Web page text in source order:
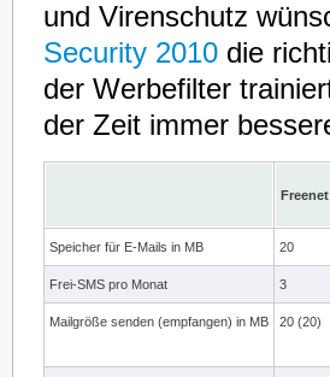
und Virenschutz
Security 2010 die
der Werbefilter
der Zeit immer
Freenet
Speicher für E-Mails in MB 20
Frei-SMS pro Monat 3
Mailgröße senden (empfangen) in MB 20 (20)